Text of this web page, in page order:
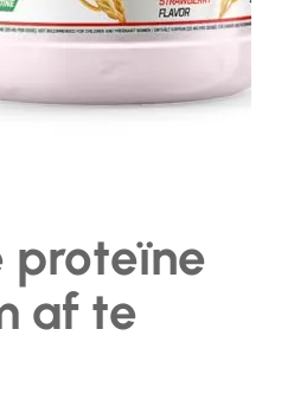
proteïne
af te